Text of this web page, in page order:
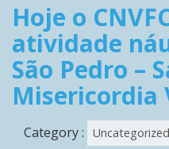
Hoje o
atividade
São Pedro –
Misericordia
Category : Uncategorized